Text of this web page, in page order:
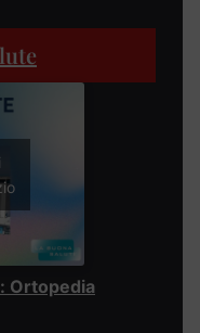
Ortopedia